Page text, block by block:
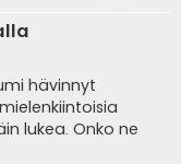
hävinnyt
lukea. Onko ne